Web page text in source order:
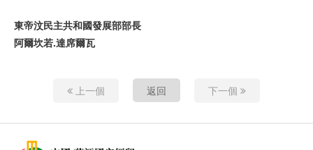
東帝汶民主共和國發展部部長
阿爾坎若.達席爾瓦
上一個 返回 下一個